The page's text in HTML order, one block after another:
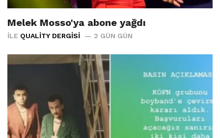
Melek Mosso'ya abone yağdı
İLE QUALITY DERGISI 2 GÜN GÜN